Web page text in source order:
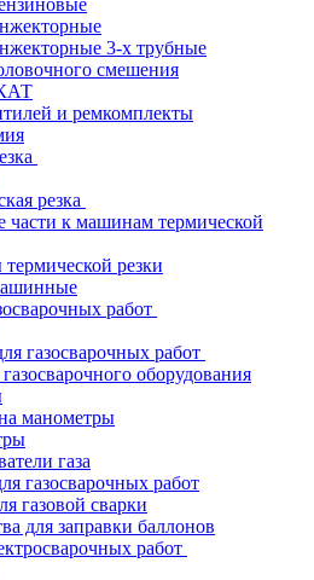
3-х трубные
смешения
и ремкомплекты
резка
части к машинам термической
резки
работ
газосварочных работ
оборудования
манометры
газа
газосварочных работ
газовой сварки
для заправки баллонов
работ